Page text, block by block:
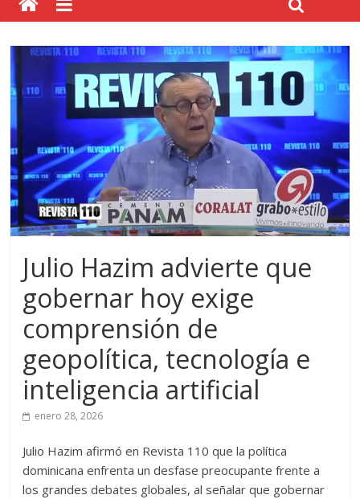
Julio Hazim advierte que
gobernar hoy exige
comprensión de
geopolítica, tecnología e
inteligencia artificial
enero 28, 2026
Julio Hazim afirmó en Revista 110 que la política
dominicana enfrenta un desfase preocupante frente a
los grandes debates globales, al señalar que gobernar